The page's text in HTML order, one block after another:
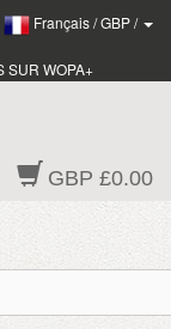
Français/GBP/
SUR WOPA+
GBP £0.00